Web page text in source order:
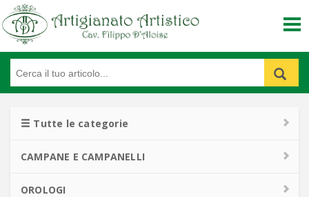
Home
Catalogo prodotti
Tutte le categorie
CAMPANE E CAMPANELLI
OROLOGI